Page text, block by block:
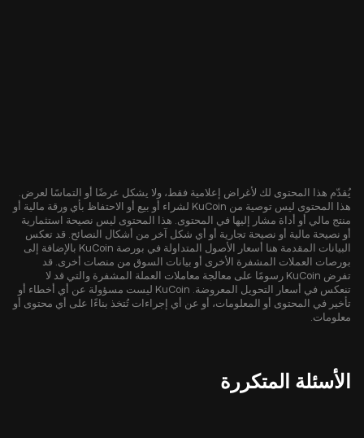
يُقدّم هذا المحتوى لك لأغراض إعلامية فقط، ولا يشكل عرضًا أو التماسًا لعرض.
هذا المحتوى ليس توصية من KuCoin لشراء أو بيع أو الاحتفاظ بأي ورقة مالية أو
منتج مالي أو أداة مشار إليها في المحتوى. هذا المحتوى ليس نصيحة استثمارية
أو نصيحة مالية أو نصيحة تجارية أو أي شكل آخر من أشكال النصائح. قد تعكس
البيانات المقدمة هنا أسعار الأصول المتداولة في بورصة KuCoin بالإضافة إلى
بورصات العملات المشفرة الأخرى أو بيانات السوق من منصات أخرى. قد
تفرض KuCoin رسومًا على معالجة معاملات العملة المشفرة والتي قد لا
تنعكس في أسعار التحويل المعروضة. KuCoin ليست مسؤولة عن أي أخطاء أو
تأخير في المحتوى أو المعلومات، أو عن أي إجراءات تُتخذ بناءًا على أي محتوى أو
معلومات.
الأسئلة المتكررة